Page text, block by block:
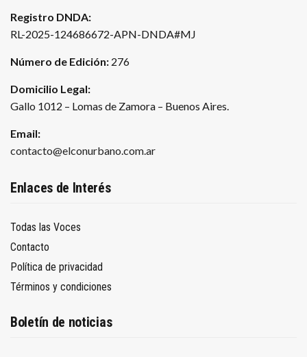
Registro DNDA:
RL-2025-124686672-APN-DNDA#MJ
Número de Edición: 276
Domicilio Legal:
Gallo 1012 – Lomas de Zamora – Buenos Aires.
Email:
contacto@elconurbano.com.ar
Enlaces de Interés
Todas las Voces
Contacto
Política de privacidad
Términos y condiciones
Boletín de noticias